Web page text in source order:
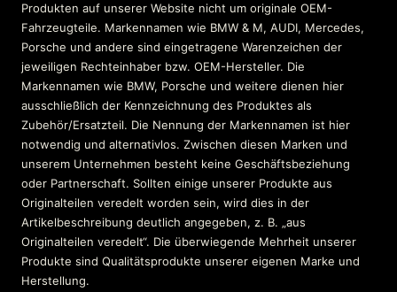
Produkten auf unserer Website nicht um originale OEM-
Fahrzeugteile. Markennamen wie BMW & M, AUDI, Mercedes,
Porsche und andere sind eingetragene Warenzeichen der
jeweiligen Rechteinhaber bzw. OEM-Hersteller. Die
Markennamen wie BMW, Porsche und weitere dienen hier
ausschließlich der Kennzeichnung des Produktes als
Zubehör/Ersatzteil. Die Nennung der Markennamen ist hier
notwendig und alternativlos. Zwischen diesen Marken und
unserem Unternehmen besteht keine Geschäftsbeziehung
oder Partnerschaft. Sollten einige unserer Produkte aus
Originalteilen veredelt worden sein, wird dies in der
Artikelbeschreibung deutlich angegeben, z. B. „aus
Originalteilen veredelt“. Die überwiegende Mehrheit unserer
Produkte sind Qualitätsprodukte unserer eigenen Marke und
Herstellung.